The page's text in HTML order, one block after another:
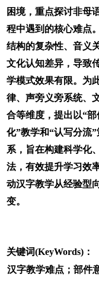
困境，重点探讨非母
程中遇到的核心难点
结构的复杂性、音义
文化认知差异，导致
学模式效果有限。为
律、声旁义旁系统、
合等维度，提出以“
化”教学和“认写分流
系，旨在构建科学化
法，有效提升学习效
动汉字教学从经验型
变。
关键词(KeyWords)：
汉字教学难点；部件